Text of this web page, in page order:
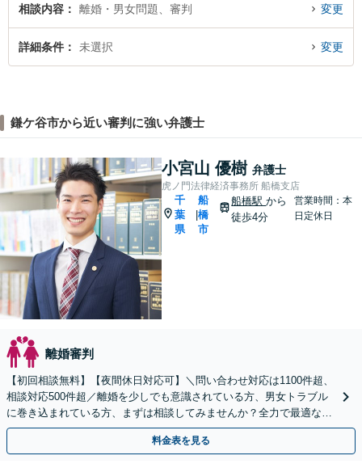
相談内容 離婚・男女問題、審判 変更
詳細条件 未選択 変更
鎌ケ谷市から近い審判に強い弁護士
小宮山 優樹 弁護士
虎ノ門法律経済事務所 船橋支店
千
葉
県
船
橋
市
船橋駅から
徒歩4分
営業時間：本
日定休日
離婚審判
【初回相談無料】【夜間休日対応可】＼問い合わせ対応は1100件超、
相談対応500件超／離婚を少しでも意識されている方、男女トラブル
に巻き込まれている方、まずは相談してみませんか？全力で最適な対
応策を提案します。
料金表を見る